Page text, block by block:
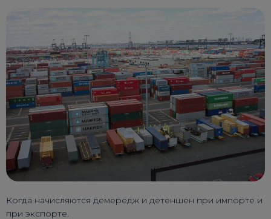
Когда начисляются демередж и детеншен при импорте и
при экспорте.